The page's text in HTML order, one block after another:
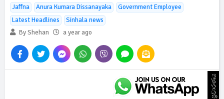
Jaffna Anura Kumara Dissanayaka
Government Employee
Latest Headlines
Sinhala news
By Shehan
a year ago
ප්‍රචාරණය